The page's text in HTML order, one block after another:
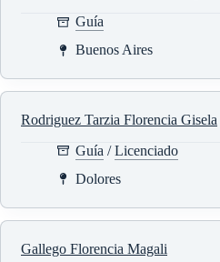
Guía
Buenos Aires
Rodriguez Tarzia Florencia Gisela
Guía /Licenciado
Dolores
Gallego Florencia Magali